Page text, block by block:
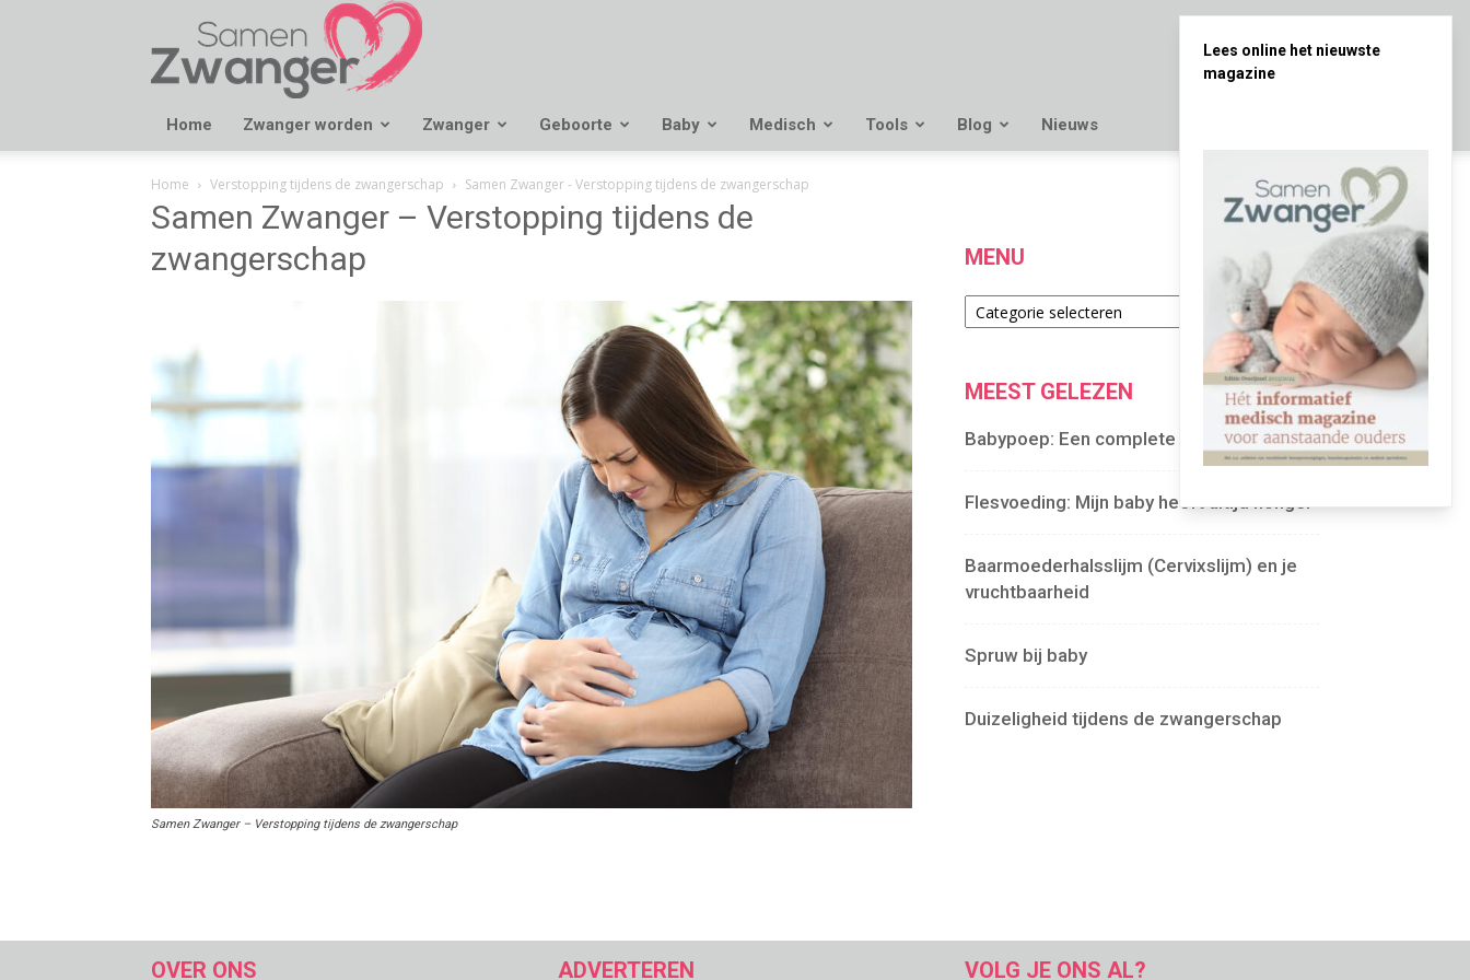
Samen
Zwanger
Home Zwanger worden Zwanger Geboorte Baby Medisch Tools Blog Nieuws
Home Verstopping tijdens de zwangerschap Samen Zwanger - Verstopping tijdens de zwangerschap
Samen Zwanger – Verstopping tijdens de
zwangerschap
Samen Zwanger – Verstopping tijdens de zwangerschap
MENU
Menu
MEEST GELEZEN
Babypoep: Een complete gids
Flesvoeding: Mijn baby heeft altijd honger
Baarmoederhalsslijm (Cervixslijm) en je
vruchtbaarheid
Spruw bij baby
Duizeligheid tijdens de zwangerschap
OVER ONS ADVERTEREN VOLG JE ONS AL?
Lees online het nieuwste
magazine